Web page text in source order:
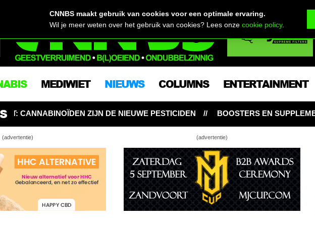
MEDIWIET NIEUWS COLUMNS ENTERTAINMENT
DE NIEUWE PESTICIDEN BOOSTERS EN SUPPLEMENTEN:
(advertentie) (advertentie)
Blowen en autorijden – zo zit het echt met jouw
rijvaardigheid!
De NFL sponsort cannabis studies met 1 miljoen dollar
CNNBS maakt gebruik van cookies voor een optimale ervaring.
Wil je meer weten over het gebruik van cookies? Lees onzecookie policy.